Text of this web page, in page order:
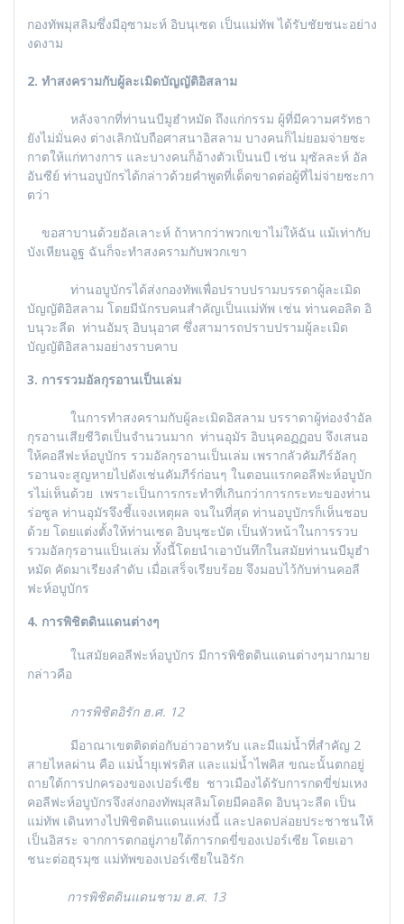
กองทัพมุสลิมซึ่งมีอุซามะห์ อิบนุเซด เป็นแม่ทัพ ได้รับชัยชนะอย่าง
งดงาม
2. ทำสงครามกับผู้ละเมิดบัญญัติอิสลาม
หลังจากที่ท่านนบีมูฮำหมัด ถึงแก่กรรม ผู้ที่มีความศรัทธา
ยังไม่มั่นคง ต่างเลิกนับถือศาสนาอิสลาม บางคนก็ไม่ยอมจ่ายซะ
กาตให้แก่ทางการ และบางคนก็อ้างตัวเป็นนบี เช่น มุซัลละห์ อัล
อันซีย์ ท่านอบูบักรได้กล่าวด้วยคำพูดที่เด็ดขาดต่อผู้ที่ไม่จ่ายซะกา
ตว่า
ขอสาบานด้วยอัลเลาะห์ ถ้าหากว่าพวกเขาไม่ให้ฉัน แม้เท่ากับ
บังเหียนอูฐ ฉันก็จะทำสงครามกับพวกเขา
ท่านอบูบักรได้ส่งกองทัพเพื่อปราบปรามบรรดาผู้ละเมิด
บัญญัติอิสลาม โดยมีนักรบคนสำคัญเป็นแม่ทัพ เช่น ท่านคอลิด อิ
บนุวะลีด ท่านอัมรฺ อิบนุอาศ ซึ่งสามารถปราบปรามผู้ละเมิด
บัญญัติอิสลามอย่างราบคาบ
3. การรวมอัลกุรอานเป็นเล่ม
ในการทำสงครามกับผู้ละเมิดอิสลาม บรราดาผู้ท่องจำอัล
กุรอานเสียชีวิตเป็นจำนวนมาก ท่านอุมัร อิบนุคอฏฏอบ จึงเสนอ
ให้คอลีฟะห์อบูบักร รวมอัลกุรอานเป็นเล่ม เพรากลัวคัมภีร์อัลกุ
รอานจะสูญหายไปดังเช่นคัมภีร์ก่อนๆ ในตอนแรกคอลีฟะห์อบูบัก
รไม่เห็นด้วย เพราะเป็นการกระทำที่เกินกว่าการกระทะของท่าน
ร่อซูล ท่านอุมัรจึงชี้แจงเหตุผล จนในที่สุด ท่านอบูบักรก็เห็นชอบ
ด้วย โดยแต่งตั้งให้ท่านเซด อิบนุซะบัต เป็นหัวหน้าในการรวบ
รวมอัลกุรอานแป็นเล่ม ทั้งนี้โดยนำเอาบันทึกในสมัยท่านนบีมูฮำ
หมัด คัดมาเรียงลำดับ เมื่อเสร็จเรียบร้อย จึงมอบไว้กับท่านคอลี
ฟะห์อบูบักร
4. การพิชิตดินแดนต่างๆ
ในสมัยคอลีฟะห์อบูบักร มีการพิชิตดินแดนต่างๆมากมาย
กล่าวคือ
การพิชิตอิรัก ฮ.ศ. 12
มีอาณาเขตติดต่อกับอ่าวอาหรับ และมีแม่น้ำที่สำคัญ 2
สายไหลผ่าน คือ แม่น้ำยุเฟรติส และแม่น้ำไพคิส ขณะนั้นตกอยู่
ถายใต้การปกครองของเปอร์เซีย ชาวเมืองได้รับการกดขี่ข่มเหง
คอลีฟะห์อบูบักรจึงส่งกองทัพมุสลิมโดยมีคอลิด อิบนุวะลีด เป็น
แม่ทัพ เดินทางไปพิชิตดินแดนแห่งนี้ และปลดปล่อยประชาชนให้
เป็นอิสระ จากการตกอยู่ภายใต้การกดขี่ของเปอร์เซีย โดยเอา
ชนะต่อฮุรมุซ แม่ทัพของเปอร์เซียในอิรัก
การพิชิตดินแดนชาม ฮ.ศ. 13